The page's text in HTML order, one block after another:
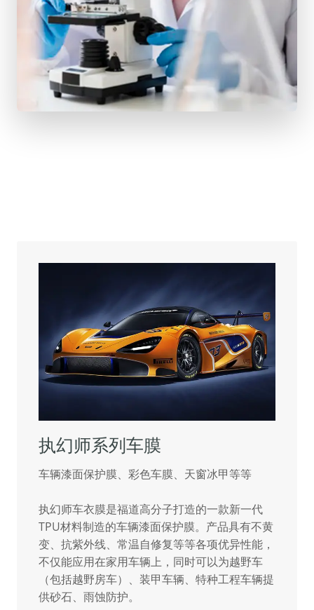
执幻师系列车膜
车辆漆面保护膜、彩色车膜、天窗冰甲等等
执幻师车衣膜是福道高分子打造的一款新一代
TPU材料制造的车辆漆面保护膜。产品具有不黄
变、抗紫外线、常温自修复等等各项优异性能，
不仅能应用在家用车辆上，同时可以为越野车
（包括越野房车）、装甲车辆、特种工程车辆提
供砂石、雨蚀防护。